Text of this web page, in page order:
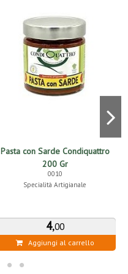
Pasta con Sarde Condiquattro
200 Gr
0010
Specialità Artigianale
4,00
Aggiungi al carrello